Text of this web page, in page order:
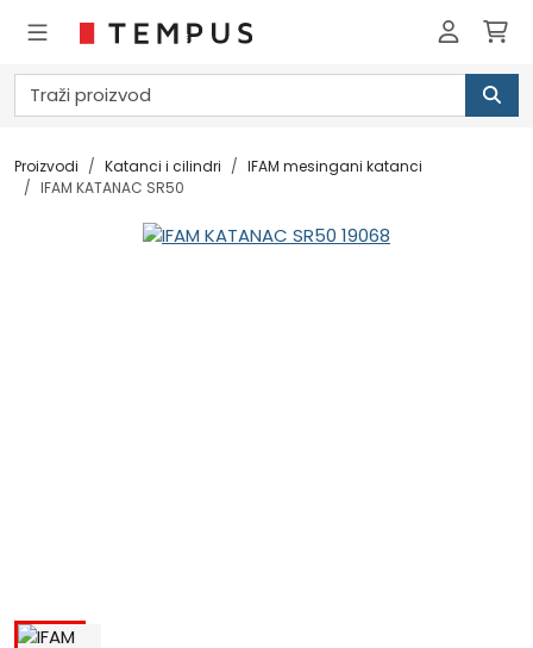
Proizvodi Katanci i cilindri
IFAM mesingani katanci
IFAM KATANAC SR50